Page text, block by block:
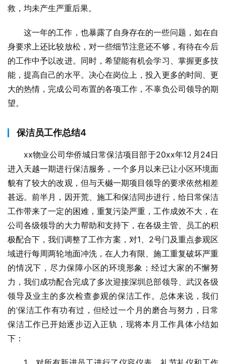
救，均未产生严重后果。
这一年的工作，也暴露了自身存在的一些问题，如在自
身要求上还比较放松，对一些细节注意还不够，有待在今后
的工作中予以改进。同时，希望能有机会学习、掌握更多技
能，提高自己的水平。决心在岗位上，投入更多的时间、更
大的热情，完成公司布置的各项工作，不辜负公司领导的期
望。
保洁员工作总结4
xx物业公司华侨城日常保洁项目部于20xx年12月24日
进入天越一期进行保洁服务，一个多月以来已让小区环境面
貌有了较大的改观，但与天樾一期项目领导的要求依然相差
甚远。前半月，因开荒、施工和保洁同步进行，给日常保洁
工作带来了一定的困难，重复污染严重，工作成效不大，在
公司各级领导的大力帮助和支持下，在各级主管、员工的积
极配合下，我们调整了工作方案，对1、2号门及重点参观区
域进行每周两轮地面冲洗，在人力有限、施工重复破坏严重
的情况下，尽力保障小区的环境形象；经过大家的不懈努
力，我们成功配合完成了多次迎接深圳总部领导、武汉各级
领导及业主的多次检查参观的保洁工作。总体来说，我们
的’保洁工作有功有过，但经过一个月的磨合与努力，日常
保洁工作已开始逐步迈入正轨，现将本月工作具体小结如
下：